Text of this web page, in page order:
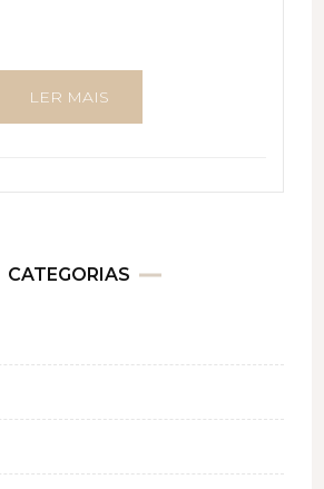
LER MAIS
CATEGORIAS